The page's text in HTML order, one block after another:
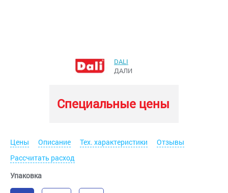
DALI
ДАЛИ
Специальные цены
Цены Описание Тех. характеристики
Отзывы
Рассчитать расход
Упаковка